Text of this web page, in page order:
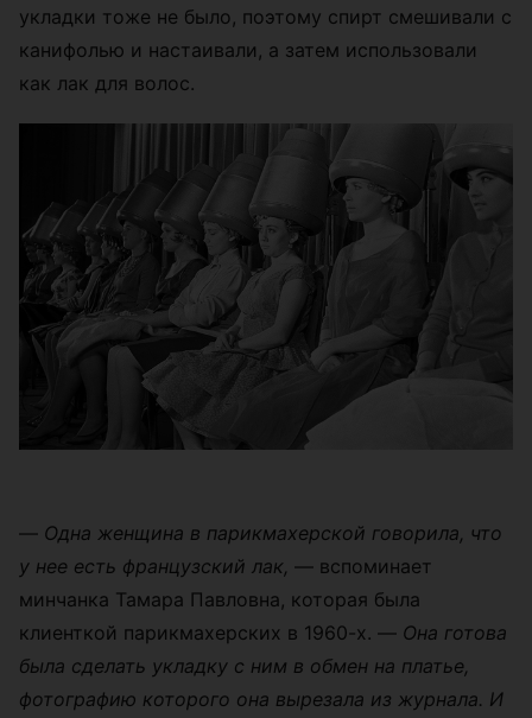
укладки тоже не было, поэтому спирт смешивали с
канифолью и настаивали, а затем использовали
как лак для волос.
— Одна женщина в парикмахерской говорила, что
у нее есть французский лак, — вспоминает
минчанка Тамара Павловна, которая была
клиенткой парикмахерских в 1960-х. — Она готова
была сделать укладку с ним в обмен на платье,
фотографию которого она вырезала из журнала. И